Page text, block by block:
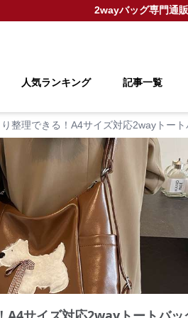
2wayバッグ専門通
人気ランキング 記事一覧
整理できる！A4サイズ対応2wayトー